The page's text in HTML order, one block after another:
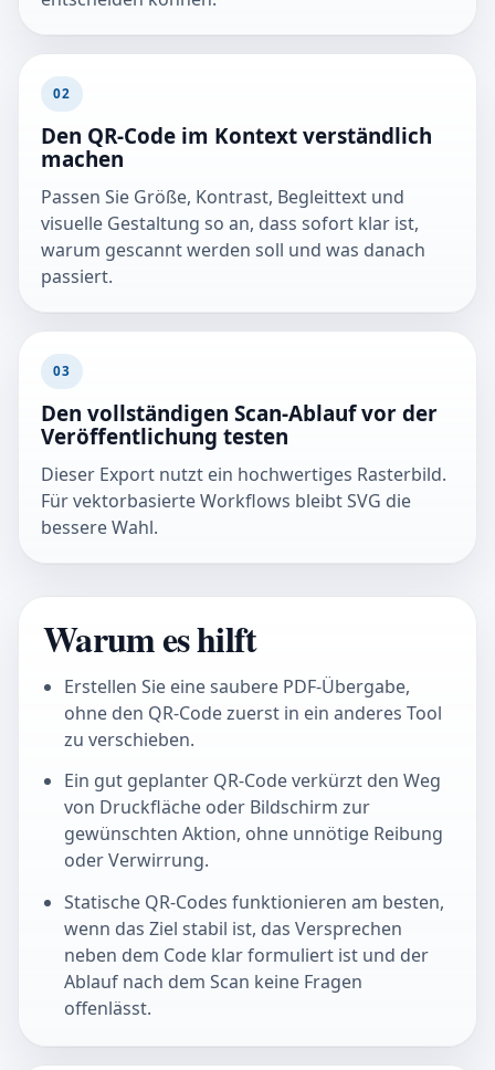
02
Den QR-Code im Kontext verständlich
machen
Passen Sie Größe, Kontrast, Begleittext und
visuelle Gestaltung so an, dass sofort klar ist,
warum gescannt werden soll und was danach
passiert.
03
Den vollständigen Scan-Ablauf vor der
Veröffentlichung testen
Dieser Export nutzt ein hochwertiges Rasterbild.
Für vektorbasierte Workflows bleibt SVG die
bessere Wahl.
Warum es hilft
Erstellen Sie eine saubere PDF-Übergabe,
ohne den QR-Code zuerst in ein anderes Tool
zu verschieben.
Ein gut geplanter QR-Code verkürzt den Weg
von Druckfläche oder Bildschirm zur
gewünschten Aktion, ohne unnötige Reibung
oder Verwirrung.
Statische QR-Codes funktionieren am besten,
wenn das Ziel stabil ist, das Versprechen
neben dem Code klar formuliert ist und der
Ablauf nach dem Scan keine Fragen
offenlässt.